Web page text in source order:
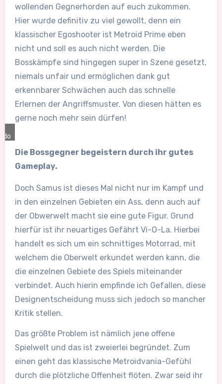
wollenden Gegnerhorden auf euch zukommen.
Hier wurde definitiv zu viel gewollt, denn ein
klassischer Egoshooter ist Metroid Prime eben
nicht und soll es auch nicht werden. Die
Bosskämpfe sind hingegen super in Szene gesetzt,
niemals unfair und ermöglichen dank gut
erkennbarer Schwächen auch das schnelle
Erlernen der Angriffsmuster. Von diesen hätten es
gerne noch mehr sein dürfen!
Die Bossgegner begeistern durch ihr gutes
Gameplay.
Doch Samus ist dieses Mal nicht nur im Kampf und
in den einzelnen Gebieten ein Ass, denn auch auf
der Obwerwelt macht sie eine gute Figur. Grund
hierfür ist ihr neuartiges Gefährt Vi-O-La. Hierbei
handelt es sich um ein schnittiges Motorrad, mit
welchem die Oberwelt erkundet werden kann, die
die einzelnen Gebiete des Spiels miteinander
verbindet. Auch hierin empfinde ich Gefallen, diese
Designentscheidung muss sich jedoch so mancher
Kritik stellen.
Das größte Problem ist nämlich jene offene
Spielwelt und das ist zweierlei begründet. Zum
einen geht das klassische Metroidvania-Gefühl
durch die plötzliche Offenheit flöten. Zwar seid ihr